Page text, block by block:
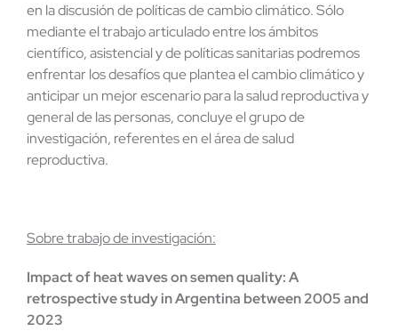
en la discusión de políticas de cambio climático. Sólo
mediante el trabajo articulado entre los ámbitos
científico, asistencial y de políticas sanitarias podremos
enfrentar los desafíos que plantea el cambio climático y
anticipar un mejor escenario para la salud reproductiva y
general de las personas, concluye el grupo de
investigación, referentes en el área de salud
reproductiva.
Sobre trabajo de investigación:
Impact of heat waves on semen quality: A
retrospective study in Argentina between 2005 and
2023